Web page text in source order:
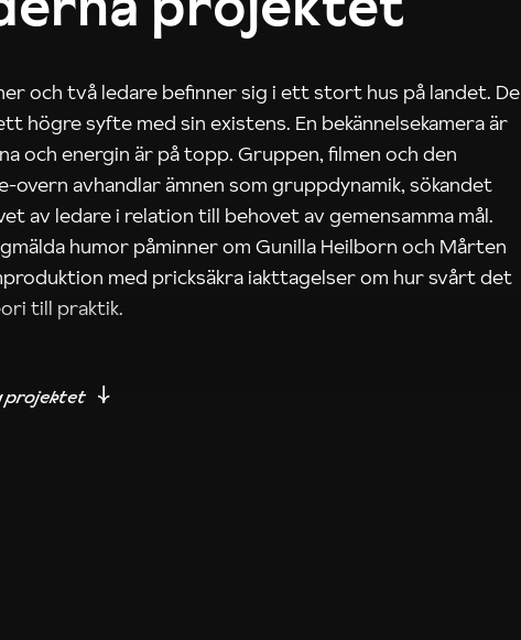
och två ledare befinner sig i ett stort hus på landet. De
högre syfte med sin existens. En bekännelsekamera är
och energin är på topp. Gruppen, filmen och den
overn avhandlar ämnen som gruppdynamik, sökandet
av ledare i relation till behovet av gemensamma mål.
humor påminner om Gunilla Heilborn och Mårten
med pricksäkra iakttagelser om hur svårt det
till praktik.